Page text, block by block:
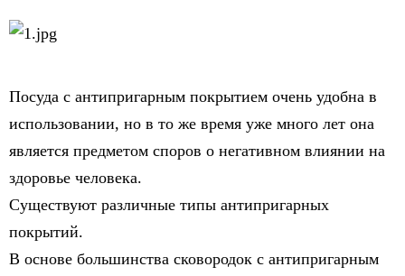
Посуда с антипригарным покрытием очень удобна в
использовании, но в то же время уже много лет она
является предметом споров о негативном влиянии на
здоровье человека.
Существуют различные типы антипригарных
покрытий.
В основе большинства сковородок с антипригарным